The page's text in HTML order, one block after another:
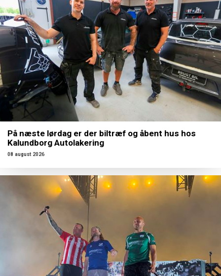
På næste lørdag er der biltræf og åbent hus hos
Kalundborg Autolakering
08 august 2026